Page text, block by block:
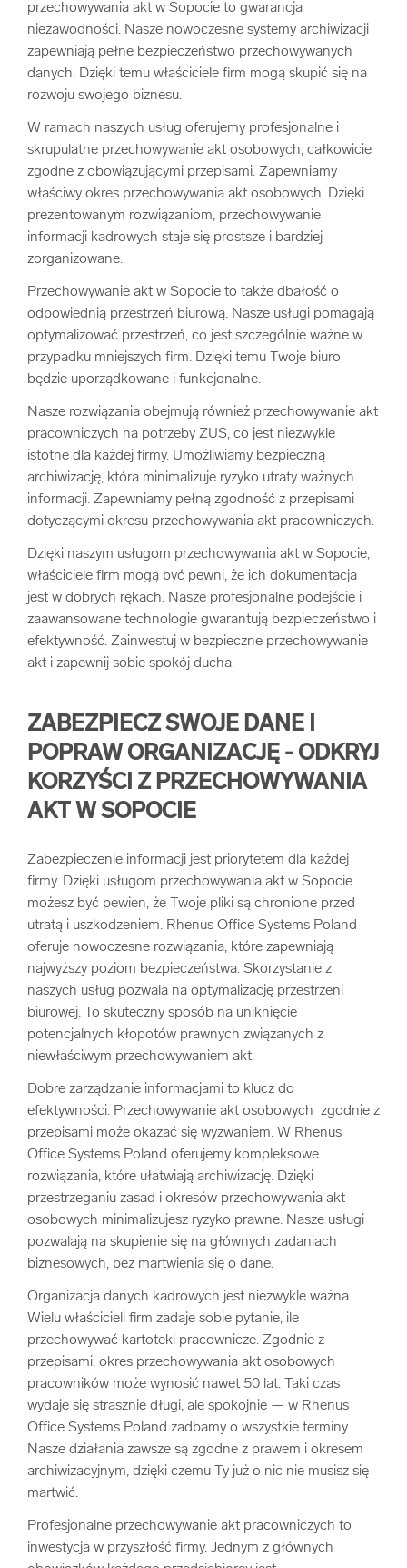
przechowywania akt w Sopocie to gwarancja
niezawodności. Nasze nowoczesne systemy archiwizacji
zapewniają pełne bezpieczeństwo przechowywanych
danych. Dzięki temu właściciele firm mogą skupić się na
rozwoju swojego biznesu.
W ramach naszych usług oferujemy profesjonalne i
skrupulatne przechowywanie akt osobowych, całkowicie
zgodne z obowiązującymi przepisami. Zapewniamy
właściwy okres przechowywania akt osobowych. Dzięki
prezentowanym rozwiązaniom, przechowywanie
informacji kadrowych staje się prostsze i bardziej
zorganizowane.
Przechowywanie akt w Sopocie to także dbałość o
odpowiednią przestrzeń biurową. Nasze usługi pomagają
optymalizować przestrzeń, co jest szczególnie ważne w
przypadku mniejszych firm. Dzięki temu Twoje biuro
będzie uporządkowane i funkcjonalne.
Nasze rozwiązania obejmują również przechowywanie akt
pracowniczych na potrzeby ZUS, co jest niezwykle
istotne dla każdej firmy. Umożliwiamy bezpieczną
archiwizację, która minimalizuje ryzyko utraty ważnych
informacji. Zapewniamy pełną zgodność z przepisami
dotyczącymi okresu przechowywania akt pracowniczych.
Dzięki naszym usługom przechowywania akt w Sopocie,
właściciele firm mogą być pewni, że ich dokumentacja
jest w dobrych rękach. Nasze profesjonalne podejście i
zaawansowane technologie gwarantują bezpieczeństwo i
efektywność. Zainwestuj w bezpieczne przechowywanie
akt i zapewnij sobie spokój ducha.
ZABEZPIECZ SWOJE DANE I
POPRAW ORGANIZACJĘ - ODKRYJ
KORZYŚCI Z PRZECHOWYWANIA
AKT W SOPOCIE
Zabezpieczenie informacji jest priorytetem dla każdej
firmy. Dzięki usługom przechowywania akt w Sopocie
możesz być pewien, że Twoje pliki są chronione przed
utratą i uszkodzeniem. Rhenus Office Systems Poland
oferuje nowoczesne rozwiązania, które zapewniają
najwyższy poziom bezpieczeństwa. Skorzystanie z
naszych usług pozwala na optymalizację przestrzeni
biurowej. To skuteczny sposób na uniknięcie
potencjalnych kłopotów prawnych związanych z
niewłaściwym przechowywaniem akt.
Dobre zarządzanie informacjami to klucz do
efektywności. Przechowywanie akt osobowych zgodnie z
przepisami może okazać się wyzwaniem. W Rhenus
Office Systems Poland oferujemy kompleksowe
rozwiązania, które ułatwiają archiwizację. Dzięki
przestrzeganiu zasad i okresów przechowywania akt
osobowych minimalizujesz ryzyko prawne. Nasze usługi
pozwalają na skupienie się na głównych zadaniach
biznesowych, bez martwienia się o dane.
Organizacja danych kadrowych jest niezwykle ważna.
Wielu właścicieli firm zadaje sobie pytanie, ile
przechowywać kartoteki pracownicze. Zgodnie z
przepisami, okres przechowywania akt osobowych
pracowników może wynosić nawet 50 lat. Taki czas
wydaje się strasznie długi, ale spokojnie — w Rhenus
Office Systems Poland zadbamy o wszystkie terminy.
Nasze działania zawsze są zgodne z prawem i okresem
archiwizacyjnym, dzięki czemu Ty już o nic nie musisz się
martwić.
Profesjonalne przechowywanie akt pracowniczych to
inwestycja w przyszłość firmy. Jednym z głównych